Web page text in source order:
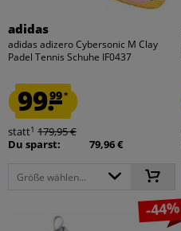
adidas
adidas adizero Cybersonic M Clay
Padel Tennis Schuhe IF0437
99.99*
statt1 179,95 €
Du sparst:
79,96 €
Größe wählen...
-44%